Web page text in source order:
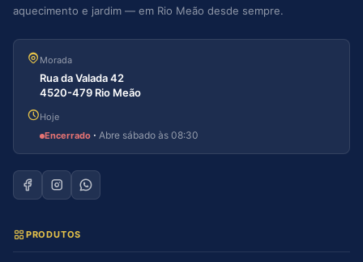
aquecimento e jardim — em Rio Meão desde sempre.
Morada
Rua da Valada 42
4520-479 Rio Meão
Hoje
Encerrado · Abre sábado às 08:30
PRODUTOS